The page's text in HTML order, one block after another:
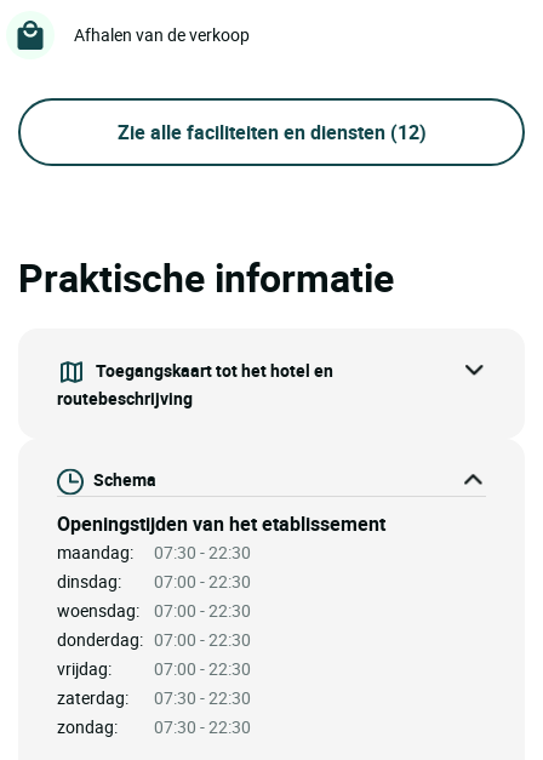
Afhalen van de verkoop
Zie alle faciliteiten en diensten (12)
Praktische informatie
Toegangskaart tot het hotel en
routebeschrijving
Schema
Openingstijden van het etablissement
maandag:
07:30 - 22:30
dinsdag:
07:00 - 22:30
woensdag:
07:00 - 22:30
donderdag: 07:00 - 22:30
vrijdag:
07:00 - 22:30
zaterdag:
07:30 - 22:30
zondag:
07:30 - 22:30